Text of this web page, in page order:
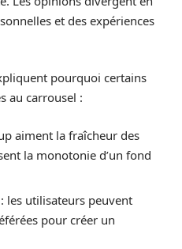
et des expériences
pourquoi certains
au carrousel :
aiment la fraîcheur des
la monotonie d’un fond
: les utilisateurs peuvent
pour créer un